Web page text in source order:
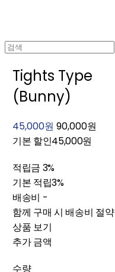
Tights Type
(Bunny)
45,000원 90,000원
기본 할인45,000원
적립금 3%
기본 적립3%
배송비 -
함께 구매 시 배송비 절약
상품 보기
추가 금액
수량